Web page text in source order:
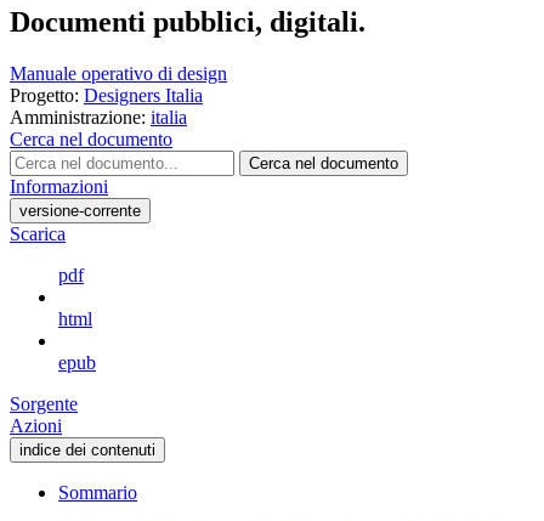
Documenti pubblici, digitali.
Manuale operativo di design
Progetto: Designers Italia
Amministrazione: italia
Cerca nel documento
Cerca nel documento
Informazioni
versione-corrente
Scarica
pdf
html
epub
Sorgente
Azioni
indice dei contenuti
Sommario